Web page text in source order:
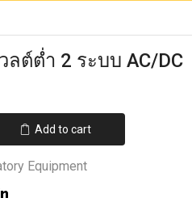
ต์ต่ำ 2 ระบบ AC/DC
Add to cart
Equipment